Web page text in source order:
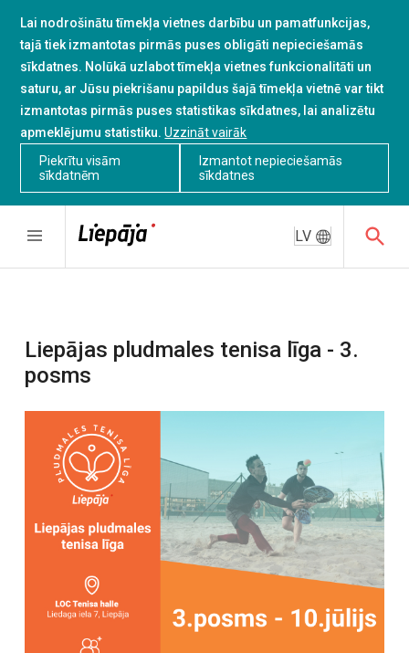
Lai nodrošinātu tīmekļa vietnes darbību un pamatfunkcijas,
tajā tiek izmantotas pirmās puses obligāti nepieciešamās
sīkdatnes. Nolūkā uzlabot tīmekļa vietnes funkcionalitāti un
saturu, ar Jūsu piekrišanu papildus šajā tīmekļa vietnē var tikt
izmantotas pirmās puses statistikas sīkdatnes, lai analizētu
apmeklējumu statistiku. Uzzināt vairāk
Piekrītu visām
sīkdatnēm
Izmantot nepieciešamās
sīkdatnes
LV
Liepājas pludmales tenisa līga - 3.
posms